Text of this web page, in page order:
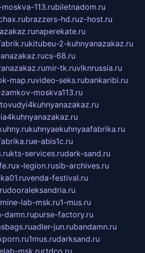
113.rubiletnadom.ru
brazzers-hd.ruz-host.ru
naperekate.ru
kitubeu-2-kuhnyanazakaz.ru
cs-68.ru
mir-tk.ruvlknrussia.ru
map.ruvideo-seks.rubankaribi.ru
moskva113.ru
tovudyi4kuhnyanazakaz.ru
kuhnyaekuhnyaafabrika.ru
e-abis1c.ru
kts-services.rudark-sand.ru
x-legion.rusib-archives.ru
venda-festival.ru
dooraleksandria.ru
mine-lab-msk.ru1-mus.ru
damn.rupurse-factory.ru
adler-jun.rubandamn.ru
1mus.rudarksand.ru
msk.rurtdco.ru